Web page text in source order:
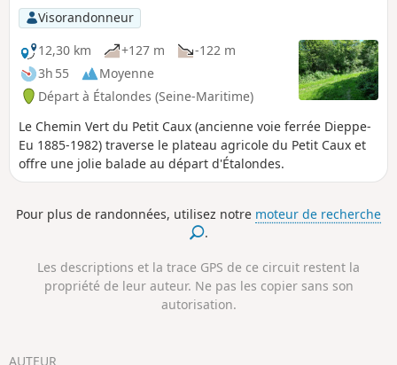
Visorandonneur
12,30 km
+127 m
-122 m
3h 55
Moyenne
Départ à Étalondes (Seine-Maritime)
Le Chemin Vert du Petit Caux (ancienne voie ferrée Dieppe-
Eu 1885-1982) traverse le plateau agricole du Petit Caux et
offre une jolie balade au départ d'Étalondes.
Pour plus de randonnées, utilisez notre moteur de recherche
.
Les descriptions et la trace GPS de ce circuit restent la
propriété de leur auteur. Ne pas les copier sans son
autorisation.
AUTEUR